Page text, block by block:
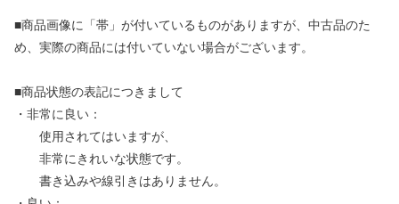
■商品画像に「帯」が付いているものがありますが、中古品のた
め、実際の商品には付いていない場合がございます。
■商品状態の表記につきまして
・非常に良い：
使用されてはいますが、
非常にきれいな状態です。
書き込みや線引きはありません。